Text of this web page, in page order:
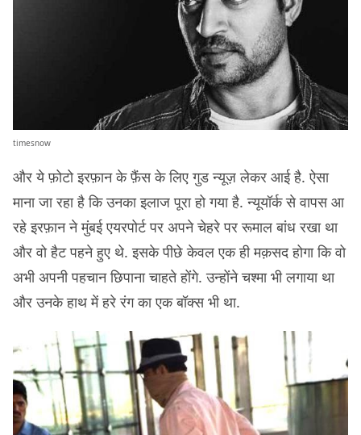
timesnow
और ये फ़ोटो इरफ़ान के फ़ैंस के लिए गुड न्यूज़ लेकर आई है. ऐसा
माना जा रहा है कि उनका इलाज पूरा हो गया है. न्यूयॉर्क से वापस आ
रहे इरफ़ान ने मुंबई एयरपोर्ट पर अपने चेहरे पर रूमाल बांध रखा था
और वो हैट पहने हुए थे. इसके पीछे केवल एक ही मक़सद होगा कि वो
अभी अपनी पहचान छिपाना चाहते होंगे. उन्होंने चश्मा भी लगाया था
और उनके हाथ में हरे रंग का एक बॉक्स भी था.